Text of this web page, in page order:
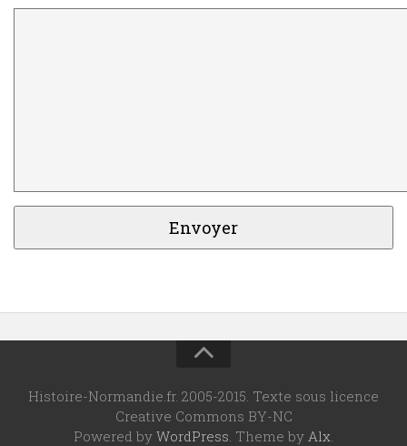
Histoire-Normandie.fr. 2005-2015. Texte sous licence
Creative Commons BY-NC
Powered by WordPress . Theme by Alx